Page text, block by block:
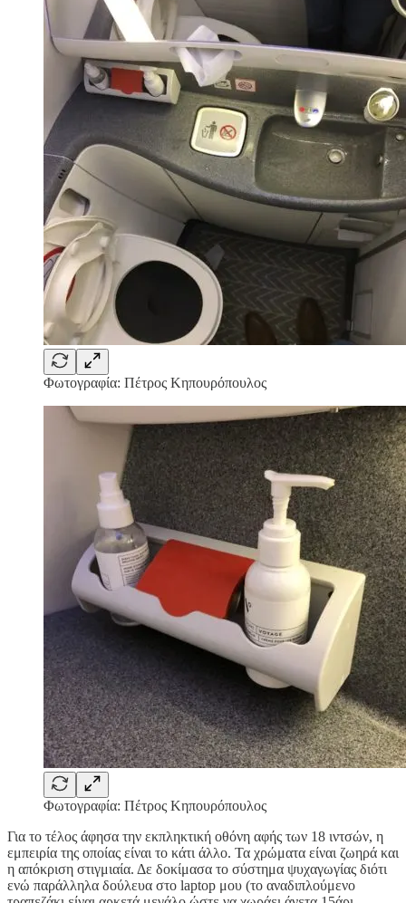
Φωτογραφία: Πέτρος Κηπουρόπουλος
Φωτογραφία: Πέτρος Κηπουρόπουλος
Για το τέλος άφησα την εκπληκτική οθόνη αφής των 18 ιντσών, η
εμπειρία της οποίας είναι το κάτι άλλο. Τα χρώματα είναι ζωηρά και
η απόκριση στιγμιαία. Δε δοκίμασα το σύστημα ψυχαγωγίας διότι
ενώ παράλληλα δούλευα στο laptop μου (το αναδιπλούμενο